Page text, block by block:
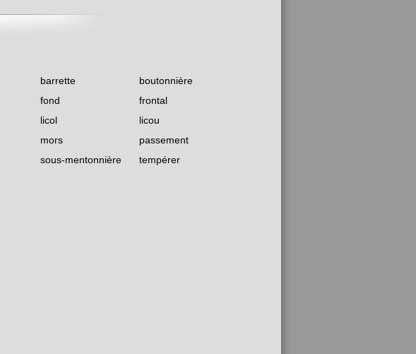
barrette
boutonnière
fond
frontal
licol
licou
mors
passement
sous-mentonnière
tempérer